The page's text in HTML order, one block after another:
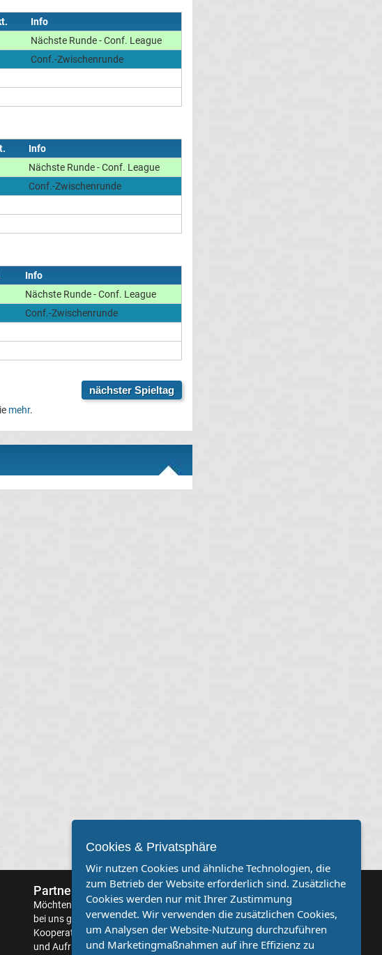
Info
Nächste Runde - Conf. League
Conf.-Zwischenrunde
Info
Nächste Runde - Conf. League
Conf.-Zwischenrunde
Info
Nächste Runde - Conf. League
Conf.-Zwischenrunde
nächster Spieltag
mehr.
Partnervereine
Möchten Sie, dass auch Ihr Verein mehr Beachtung findet? Dann sind Sie
bei uns genau richtig. Wir suchen Ihren Verein für eine kostenlose
Kooperation. Veröffentlichen Sie Ihre Spielberichte, Sportnachrichten
und Aufrufe bei uns!
Cookies & Privatsphäre
Wir nutzen Cookies und ähnliche Technologien, die
zum Betrieb der Website erforderlich sind. Zusätzliche
Cookies werden nur mit Ihrer Zustimmung
verwendet. Wir verwenden die zusätzlichen Cookies,
um Analysen der Website-Nutzung durchzuführen
und Marketingmaßnahmen auf ihre Effizienz zu